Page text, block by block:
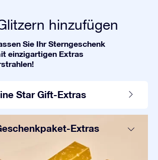
hinzufügen
Sie Ihr Sterngeschenk
einzigartigen Extras
Star Gift-Extras
Extras